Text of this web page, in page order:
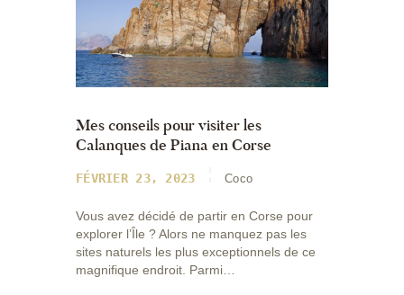
Mes conseils pour visiter les
Calanques de Piana en Corse
FÉVRIER 23, 2023 Coco
Vous avez décidé de partir en Corse pour
explorer l’Île ? Alors ne manquez pas les
sites naturels les plus exceptionnels de ce
magnifique endroit. Parmi…